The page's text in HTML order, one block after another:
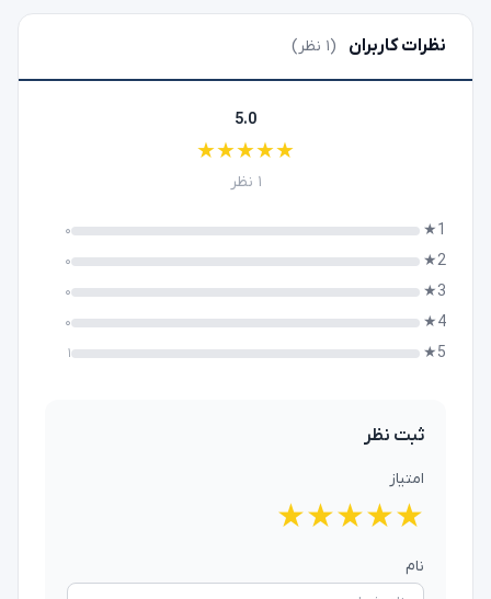
نظرات کاربران (۱ نظر)
5.0
★
★
★
★
★
۱ نظر
1★ ۰
2★ ۰
3★ ۰
4★ ۰
5★ ۱
ثبت نظر
امتیاز
★
★
★
★
★
نام